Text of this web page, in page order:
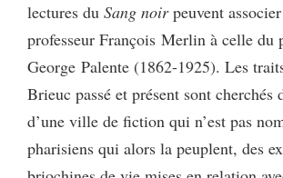
lectures du Sang noirpeuvent
professeur François Merlin à celle du
George Palente (1862-1925). Les
Brieuc passé et présent sont cherchés
d’une ville de fiction qui n’est pas
pharisiens qui alors la peuplent, des